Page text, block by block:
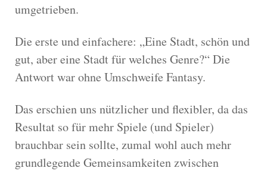
umgetrieben.
Die erste und einfachere: „Eine Stadt, schön und
gut, aber eine Stadt für welches Genre?“ Die
Antwort war ohne Umschweife Fantasy.
Das erschien uns nützlicher und flexibler, da das
Resultat so für mehr Spiele (und Spieler)
brauchbar sein sollte, zumal wohl auch mehr
grundlegende Gemeinsamkeiten zwischen